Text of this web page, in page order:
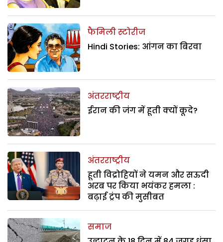
फैमिली स्टोरीज
Hindi Stories: आंगन का बिरवा
अंतरराष्ट्रीय
ईरान की जंग में हूती क्यों कूदे?
अंतरराष्ट्रीय
हूती विद्रोहियों ने यमन और सऊदी
अरब पर किया भयंकर हमला :
बढ़ाई ट्रंप की मुसीबत
समाज